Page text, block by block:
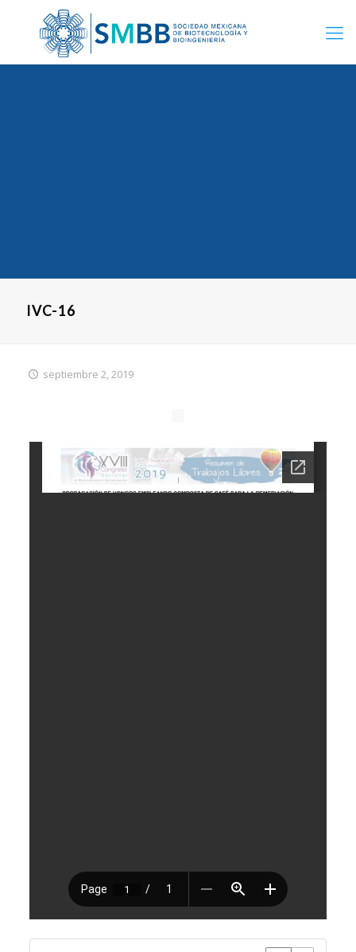
IVC-16
septiembre 2, 2019